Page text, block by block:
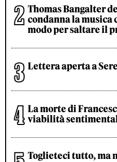
Thomas Bangalter
condanna la musica
modo per saltare il
Lettera aperta a
La morte di
viabilità
Toglieteci tutto, ma